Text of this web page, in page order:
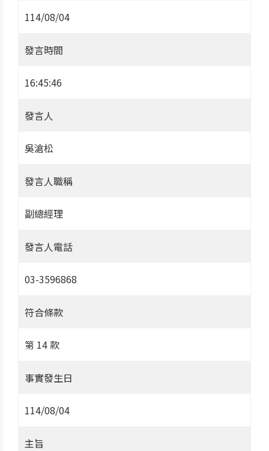
114/08/04
發言時間
16:45:46
發言人
吳滄松
發言人職稱
副總經理
發言人電話
03-3596868
符合條款
第 14 款
事實發生日
114/08/04
主旨